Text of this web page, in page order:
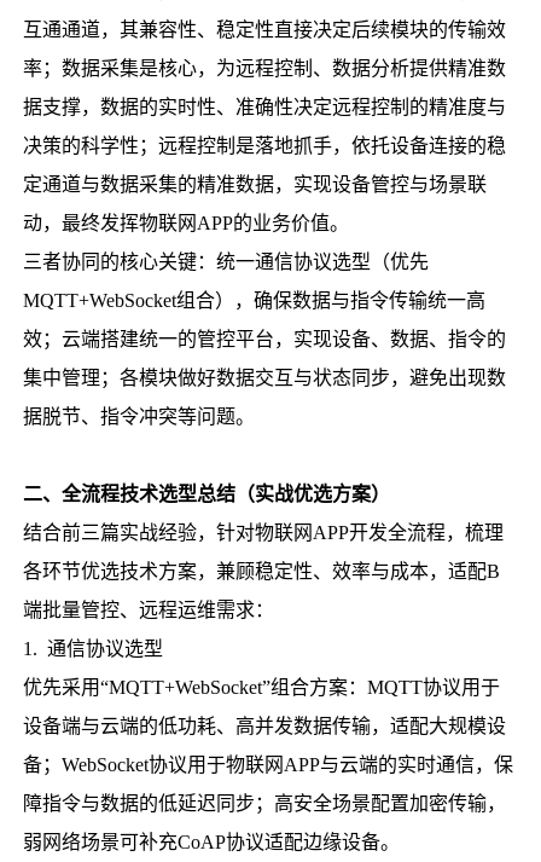
互通通道，其兼容性、稳定性直接决定后续模块的传输效
率；数据采集是核心，为远程控制、数据分析提供精准数
据支撑，数据的实时性、准确性决定远程控制的精准度与
决策的科学性；远程控制是落地抓手，依托设备连接的稳
定通道与数据采集的精准数据，实现设备管控与场景联
动，最终发挥物联网APP的业务价值。
三者协同的核心关键：统一通信协议选型（优先
MQTT+WebSocket组合），确保数据与指令传输统一高
效；云端搭建统一的管控平台，实现设备、数据、指令的
集中管理；各模块做好数据交互与状态同步，避免出现数
据脱节、指令冲突等问题。
二、全流程技术选型总结（实战优选方案）
结合前三篇实战经验，针对物联网APP开发全流程，梳理
各环节优选技术方案，兼顾稳定性、效率与成本，适配B
端批量管控、远程运维需求：
1. 通信协议选型
优先采用“MQTT+WebSocket”组合方案：MQTT协议用于
设备端与云端的低功耗、高并发数据传输，适配大规模设
备；WebSocket协议用于物联网APP与云端的实时通信，保
障指令与数据的低延迟同步；高安全场景配置加密传输，
弱网络场景可补充CoAP协议适配边缘设备。